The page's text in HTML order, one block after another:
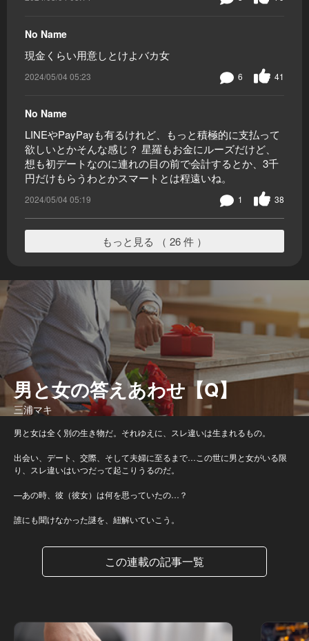
No Name
現金くらい用意しとけよバカ女
2024/05/04 05:23 41
6
No Name
LINEやPayPayも有るけれど、もっと積極的に支払って
欲しいとかそんな感じ？ 星羅もお金にルーズだけど、
想も初デートなのに連れの目の前で会計するとか、3千
円だけもらうわとかスマートとは程遠いね。
2024/05/04 05:19 38
1
もっと見る （ 26 件 ）
男と女の答えあわせ【Q】
三浦マキ
男と女は全く別の生き物だ。それゆえに、スレ違いは生まれるもの。
出会い、デート、交際、そして夫婦に至るまで…この世に男と女がいる限
り、スレ違いはいつだって起こりうるのだ。
—あの時、彼（彼女）は何を思っていたの…？
誰にも聞けなかった謎を、紐解いていこう。
この連載の記事一覧